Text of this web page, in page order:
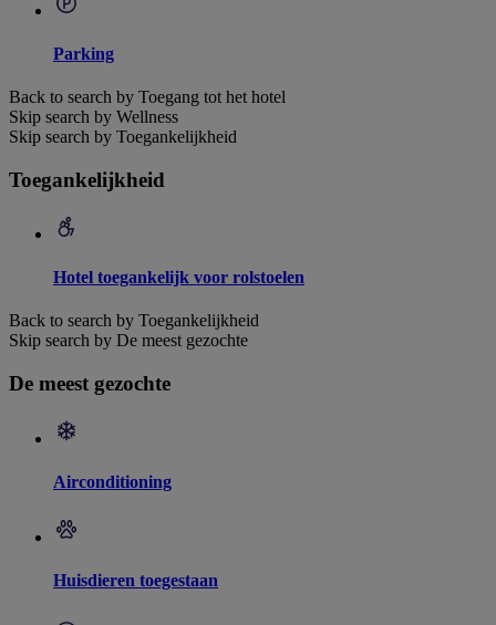
Parking
Back to search by Toegang tot het hotel
Skip search by Wellness
Skip search by Toegankelijkheid
Toegankelijkheid
Hotel toegankelijk voor rolstoelen
Back to search by Toegankelijkheid
Skip search by De meest gezochte
De meest gezochte
Airconditioning
Huisdieren toegestaan